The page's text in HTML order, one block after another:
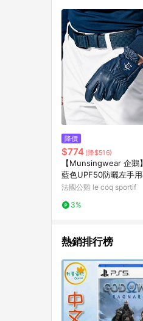
品資料更新會有時間
準。 9. 若有贈點爭議
贈點回饋。 10. 部分
紅包頁面規則為準。
降價
$774 (降$516)
【Munsingwear 企鵝
藍色UPF50防曬左手用
夫手套 MGRJ0D00
法國公雞 le coq sportif
3%
熱銷排行榜